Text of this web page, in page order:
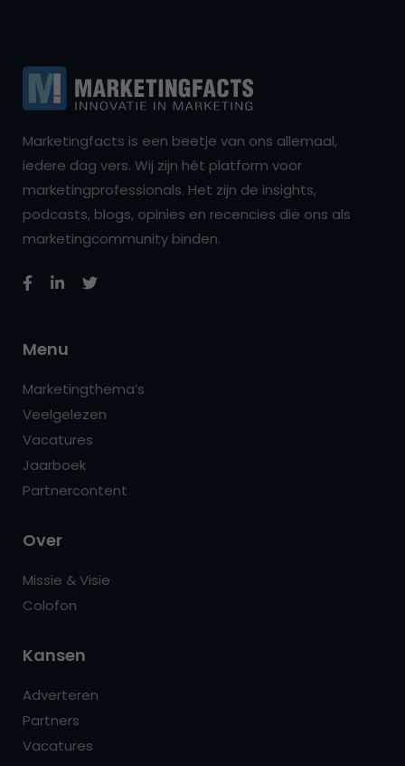
Marketingfacts is een beetje van ons allemaal,
iedere dag vers. Wij zijn hét platform voor
marketingprofessionals. Het zijn de insights,
podcasts, blogs, opinies en recencies die ons als
marketingcommunity binden.
Menu
Marketingthema’s
Veelgelezen
Vacatures
Jaarboek
Partnercontent
Over
Missie & Visie
Colofon
Kansen
Adverteren
Partners
Vacatures